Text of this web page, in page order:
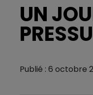
UN
Publié : 6 octobre